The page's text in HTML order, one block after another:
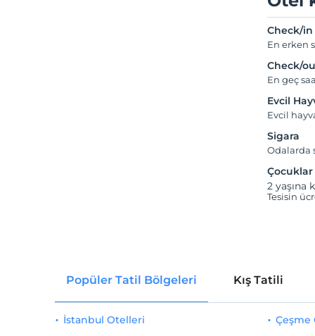
Check/in
En erken
Check/
En geç
Evcil
Evcil
Sigara
Odalarda
Çocuklar
2 yaşına
Tesisin
Popüler Tatil Bölgeleri Kış Tatili
İstanbul Otelleri Çeşme